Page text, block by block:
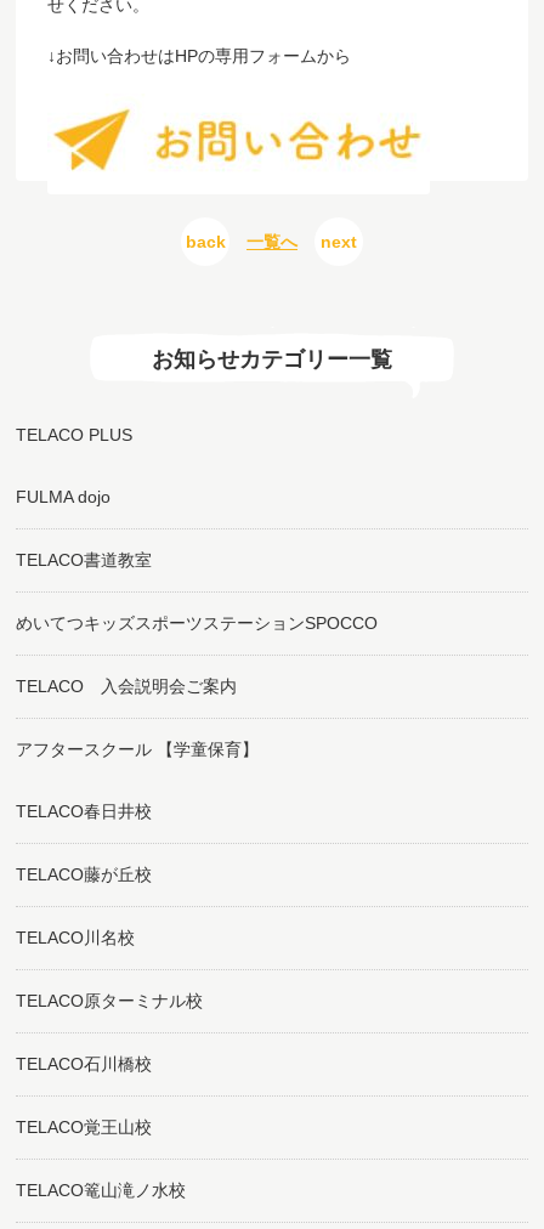
せください。
↓お問い合わせはHPの専用フォームから
back 一覧へ next
お知らせカテゴリー一覧
TELACO PLUS
FULMA dojo
TELACO書道教室
めいてつキッズスポーツステーションSPOCCO
TELACO 入会説明会ご案内
アフタースクール 【学童保育】
TELACO春日井校
TELACO藤が丘校
TELACO川名校
TELACO原ターミナル校
TELACO石川橋校
TELACO覚王山校
TELACO篭山滝ノ水校